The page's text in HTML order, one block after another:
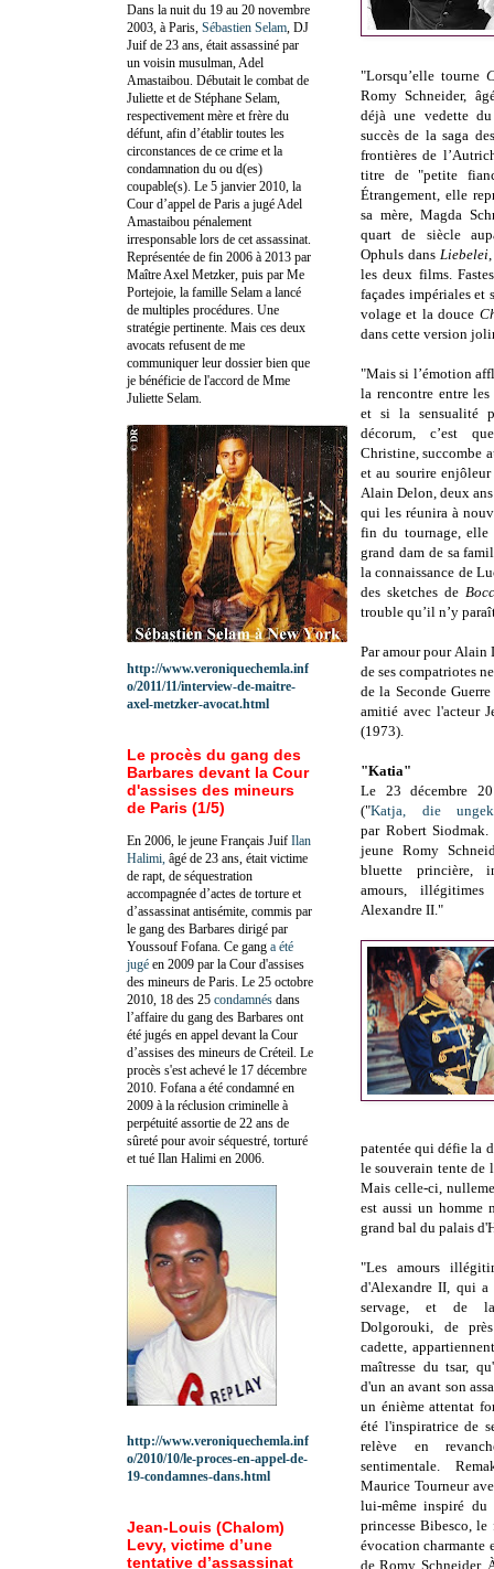
"Lorsqu’elle tourne
Romy Schneider,
déjà une vedette
succès de la saga
frontières de
titre de "petite
Étrangement, elle
sa mère, Magda
quart de siècle
Ophuls dans Liebelei
les deux films.
façades impériales et
volage et la douce
dans cette version
"Mais si l’émotion
la rencontre entre
et si la sensualité
décorum, c’est
Christine, succombe
et au sourire
Alain Delon, deux
qui les réunira à
fin du tournage, elle
grand dam de sa
la connaissance de
des sketches de
trouble qu’il n’y
Par amour pour Alain
de ses compatriotes
de la Seconde
amitié avec l'acteur
(1973).
"Katia"
Le 23 décembre
("Katja, die
par Robert
jeune Romy
bluette princière,
amours,
Alexandre II."
patentée qui défie la
le souverain tente de
Mais celle-ci,
est aussi un homme
grand bal du palais
"Les amours
d'Alexandre II, qui
servage, et de
Dolgorouki, de
cadette,
maîtresse du tsar,
d'un an avant son
un énième attentat
été l'inspiratrice de
relève en
sentimentale.
Maurice Tourneur
lui-même inspiré
princesse Bibesco,
évocation charmante
de Romy Schneider.
Dans la nuit du 19 au 20 novembre
2003, à Paris, Sébastien Selam , DJ
Juif de 23 ans, était assassiné par
un voisin musulman, Adel
Amastaibou. Débutait le combat de
Juliette et de Stéphane Selam,
respectivement mère et frère du
défunt, afin d’établir toutes les
circonstances de ce crime et la
condamnation du ou d(es)
coupable(s). Le 5 janvier 2010, la
Cour d’appel de Paris a jugé Adel
Amastaibou pénalement
irresponsable lors de cet assassinat.
Représentée de fin 2006 à 2013 par
Maître Axel Metzker, puis par Me
Portejoie, la famille Selam a lancé
de multiples procédures. Une
stratégie pertinente. Mais ces deux
avocats refusent de me
communiquer leur dossier bien que
je bénéficie de l'accord de Mme
Juliette Selam.
http://www.veroniquechemla.inf
o/2011/11/interview-de-maitre-
axel-metzker-avocat.html
Le procès du gang des
Barbares devant la Cour
d'assises des mineurs
de Paris (1/5)
En 2006, le jeune Français Juif Ilan
Halimi, âgé de 23 ans, était victime
de rapt, de séquestration
accompagnée d’actes de torture et
d’assassinat antisémite, commis par
le gang des Barbares dirigé par
Youssouf Fofana. Ce gang a été
jugé en 2009 par la Cour d'assises
des mineurs de Paris. Le 25 octobre
2010, 18 des 25 condamnés dans
l’affaire du gang des Barbares ont
été jugés en appel devant la Cour
d’assises des mineurs de Créteil. Le
procès s'est achevé le 17 décembre
2010. Fofana a été condamné en
2009 à la réclusion criminelle à
perpétuité assortie de 22 ans de
sûreté pour avoir séquestré, torturé
et tué Ilan Halimi en 2006.
http://www.veroniquechemla.inf
o/2010/10/le-proces-en-appel-de-
19-condamnes-dans.html
Jean-Louis (Chalom)
Levy, victime d’une
tentative d’assassinat